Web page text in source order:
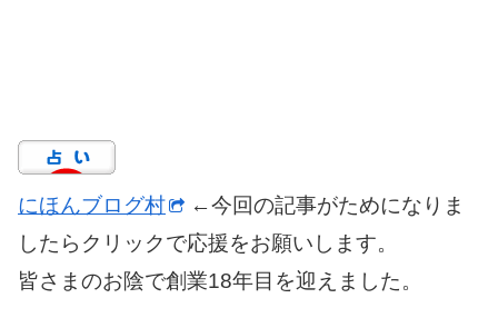
にほんブログ村
←今回の記事がためになりま
したらクリックで応援をお願いします。
皆さまのお陰で創業18年目を迎えました。